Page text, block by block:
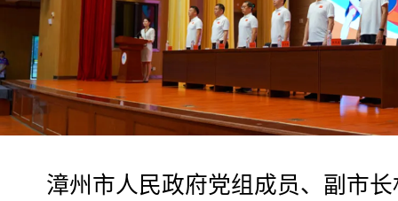
漳州市人民政府党组成员、副市长